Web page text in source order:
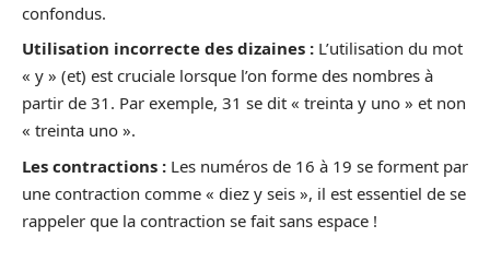
confondus.
Utilisation incorrecte des dizaines : L’utilisation du mot
« y » (et) est cruciale lorsque l’on forme des nombres à
partir de 31. Par exemple, 31 se dit « treinta y uno » et non
« treinta uno ».
Les contractions : Les numéros de 16 à 19 se forment par
une contraction comme « diez y seis », il est essentiel de se
rappeler que la contraction se fait sans espace !